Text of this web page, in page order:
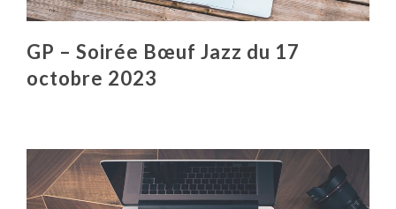
GP – Soirée Bœuf Jazz du 17
octobre 2023